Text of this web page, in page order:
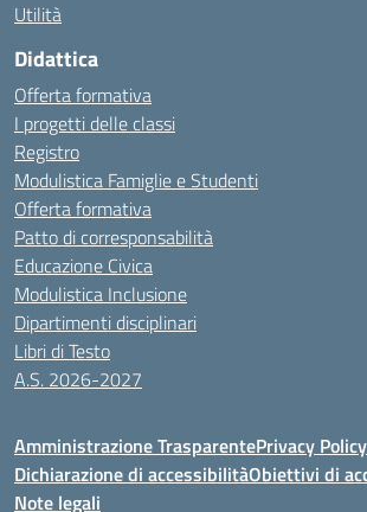
Utilità
Didattica
Offerta formativa
I progetti delle classi
Registro
Modulistica Famiglie e Studenti
Offerta formativa
Patto di corresponsabilità
Educazione Civica
Modulistica Inclusione
Dipartimenti disciplinari
Libri di Testo
A.S. 2026-2027
Amministrazione TrasparentePrivacy Policy
Dichiarazione di accessibilitàObiettivi di
Note legali